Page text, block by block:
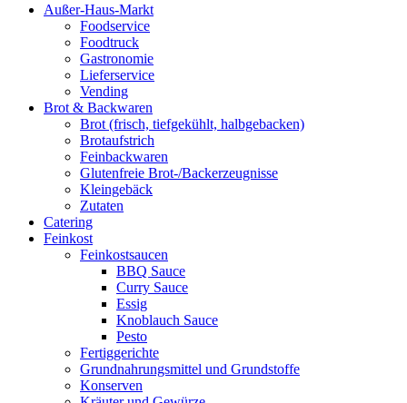
Außer-Haus-Markt
Foodservice
Foodtruck
Gastronomie
Lieferservice
Vending
Brot & Backwaren
Brot (frisch, tiefgekühlt, halbgebacken)
Brotaufstrich
Feinbackwaren
Glutenfreie Brot-/Backerzeugnisse
Kleingebäck
Zutaten
Catering
Feinkost
Feinkostsaucen
BBQ Sauce
Curry Sauce
Essig
Knoblauch Sauce
Pesto
Fertiggerichte
Grundnahrungsmittel und Grundstoffe
Konserven